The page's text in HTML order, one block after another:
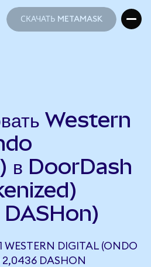
СКАЧАТЬ METAMASK
Western
в DoorDash
DASHon)
DIGITAL (ONDO
DASHON